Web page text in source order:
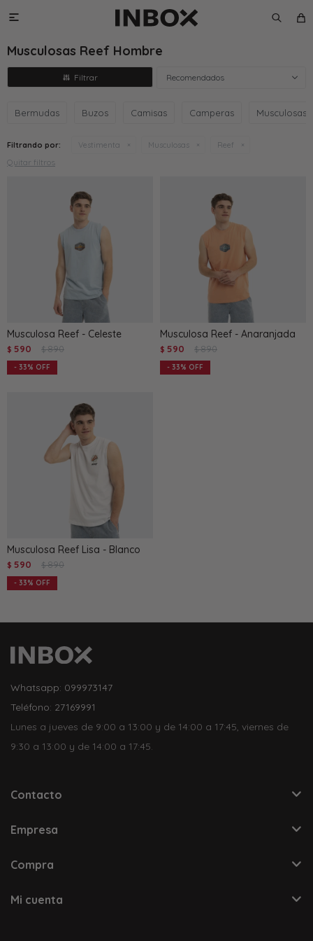

Musculosas Reef Hombre
Recomendados
Bermudas Buzos Camisas Camperas Musculosas
Filtrando por: Vestimenta Musculosas Reef
Quitar filtros
Musculosa Reef - Celeste
$ 590 $ 890
33
Musculosa Reef - Anaranjada
$ 590 $ 890
33
Musculosa Reef Lisa - Blanco
$ 590 $ 890
33
Whatsapp: 099973147
Teléfono: 27169991
Lunes a jueves de 9:00 a 13:00 y de 14:00 a 17:45, viernes de
9:30 a 13:00 y de 14:00 a 17:45.
Contacto
Empresa
Compra
Mi cuenta